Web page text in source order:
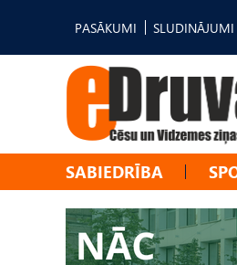
PASĀKUMI SLUDINĀJUMI
SABIEDRĪBA